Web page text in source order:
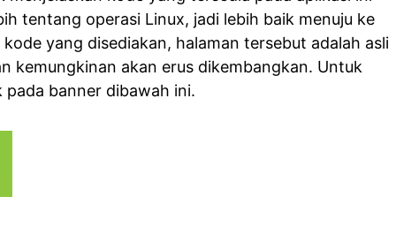
tentang operasi Linux, jadi lebih baik menuju ke
yang disediakan, halaman tersebut adalah asli
kemungkinan akan erus dikembangkan. Untuk
banner dibawah ini.